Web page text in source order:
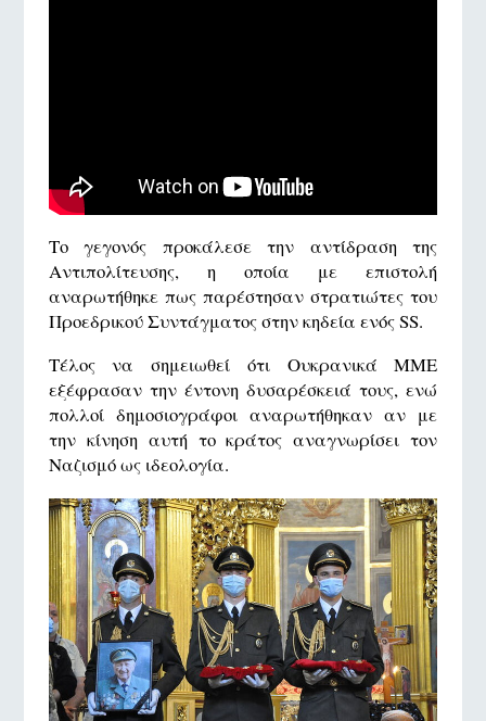
Το γεγονός προκάλεσε την αντίδραση της
Αντιπολίτευσης, η οποία με επιστολή
αναρωτήθηκε πως παρέστησαν στρατιώτες του
Προεδρικού Συντάγματος στην κηδεία ενός SS.
Τέλος να σημειωθεί ότι Ουκρανικά ΜΜΕ
εξέφρασαν την έντονη δυσαρέσκειά τους, ενώ
πολλοί δημοσιογράφοι αναρωτήθηκαν αν με
την κίνηση αυτή το κράτος αναγνωρίσει τον
Ναζισμό ως ιδεολογία.